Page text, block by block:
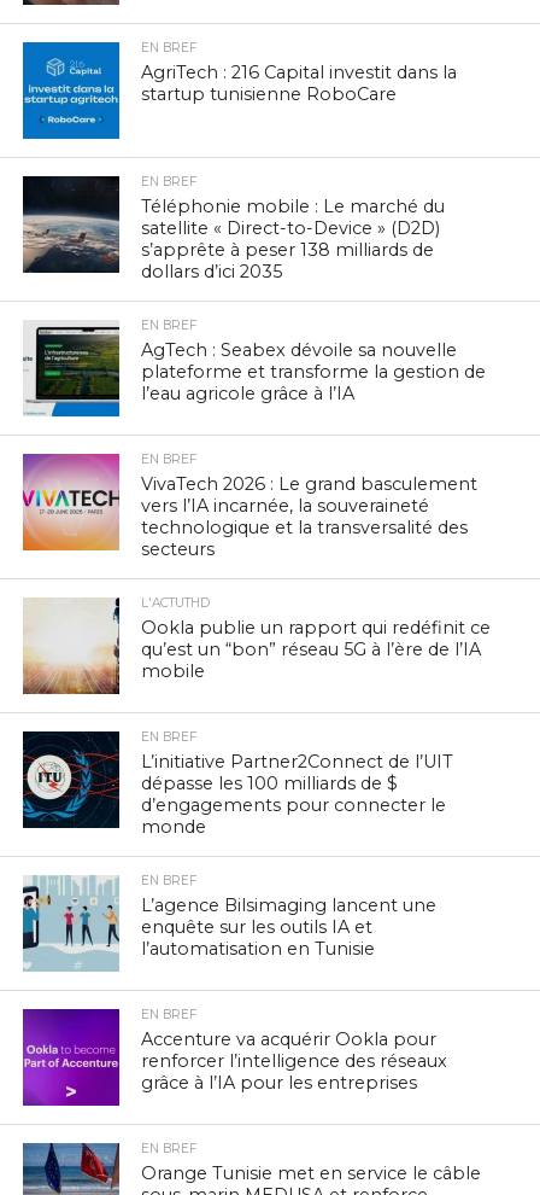
EN BREF
AgriTech : 216 Capital investit dans la
startup tunisienne RoboCare
EN BREF
Téléphonie mobile : Le marché du
satellite « Direct-to-Device » (D2D)
s’apprête à peser 138 milliards de
dollars d’ici 2035
EN BREF
AgTech : Seabex dévoile sa nouvelle
plateforme et transforme la gestion de
l’eau agricole grâce à l’IA
EN BREF
VivaTech 2026 : Le grand basculement
vers l’IA incarnée, la souveraineté
technologique et la transversalité des
secteurs
L'ACTUTHD
Ookla publie un rapport qui redéfinit ce
qu’est un “bon” réseau 5G à l’ère de l’IA
mobile
EN BREF
L’initiative Partner2Connect de l’UIT
dépasse les 100 milliards de $
d’engagements pour connecter le
monde
EN BREF
L’agence Bilsimaging lancent une
enquête sur les outils IA et
l’automatisation en Tunisie
EN BREF
Accenture va acquérir Ookla pour
renforcer l’intelligence des réseaux
grâce à l’IA pour les entreprises
EN BREF
Orange Tunisie met en service le câble